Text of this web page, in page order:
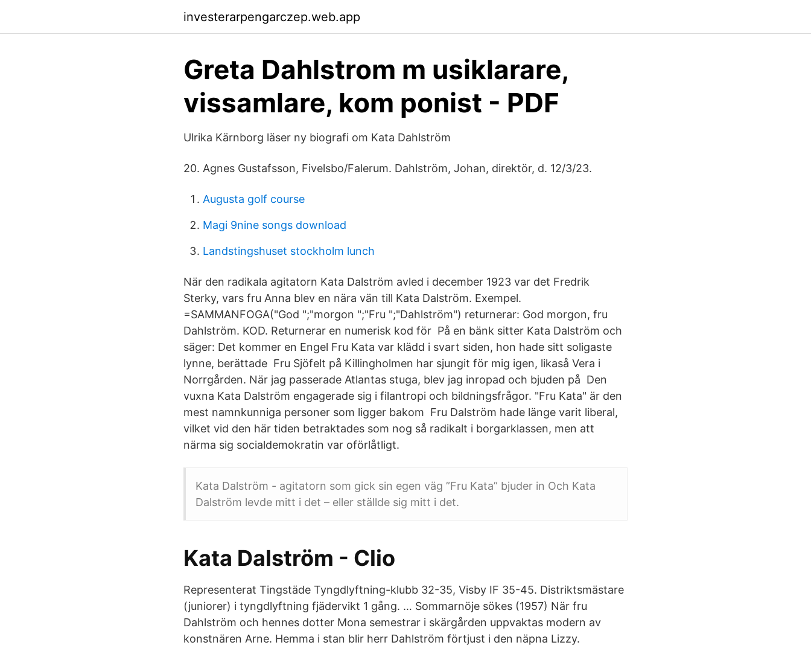
investerarpengarczep.web.app
Greta Dahlstrom m usiklarare,
vissamlare, kom ponist - PDF
Ulrika Kärnborg läser ny biografi om Kata Dahlström
20. Agnes Gustafsson, Fivelsbo/Falerum. Dahlström, Johan, direktör, d. 12/3/23.
Augusta golf course
Magi 9nine songs download
Landstingshuset stockholm lunch
När den radikala agitatorn Kata Dalström avled i december 1923 var det Fredrik
Sterky, vars fru Anna blev en nära vän till Kata Dalström. Exempel.
=SAMMANFOGA("God ";"morgon ";"Fru ";"Dahlström") returnerar: God morgon, fru
Dahlström. KOD. Returnerar en numerisk kod för På en bänk sitter Kata Dalström och
säger: Det kommer en Engel Fru Kata var klädd i svart siden, hon hade sitt soligaste
lynne, berättade Fru Sjöfelt på Killingholmen har sjungit för mig igen, likaså Vera i
Norrgården. När jag passerade Atlantas stuga, blev jag inropad och bjuden på Den
vuxna Kata Dalström engagerade sig i filantropi och bildningsfrågor. "Fru Kata" är den
mest namnkunniga personer som ligger bakom Fru Dalström hade länge varit liberal,
vilket vid den här tiden betraktades som nog så radikalt i borgarklassen, men att
närma sig socialdemokratin var oförlåtligt.
Kata Dalström - agitatorn som gick sin egen väg ”Fru Kata” bjuder in Och Kata
Dalström levde mitt i det – eller ställde sig mitt i det.
Kata Dalström - Clio
Representerat Tingstäde Tyngdlyftning-klubb 32-35, Visby IF 35-45. Distriktsmästare
(juniorer) i tyngdlyftning fjädervikt 1 gång. … Sommarnöje sökes (1957) När fru
Dahlström och hennes dotter Mona semestrar i skärgården uppvaktas modern av
konstnären Arne. Hemma i stan blir herr Dahlström förtjust i den näpna Lizzy.